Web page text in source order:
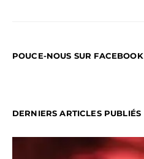
POUCE-NOUS SUR FACEBOOK
DERNIERS ARTICLES PUBLIÉS